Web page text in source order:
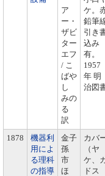
ア
ー・
ザビ
ター
エフ
/ こ
ばや
し
みの
る
訳
ケ。
鉛筆
引き
込み
有。
1957
年 明
治図
1878
機器利
用によ
る理科
の指導
金子
孫
市
ほ
カバ
（ヤ
ケ、
ドス